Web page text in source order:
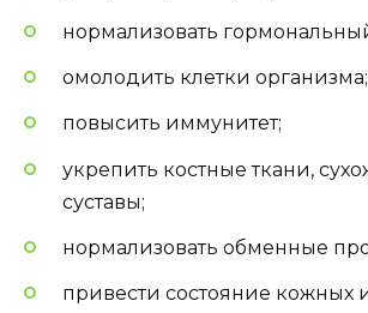
нормализовать
омолодить клетки организма;
повысить иммунитет;
укрепить костные ткани,
суставы;
нормализовать обменные
привести состояние кожных